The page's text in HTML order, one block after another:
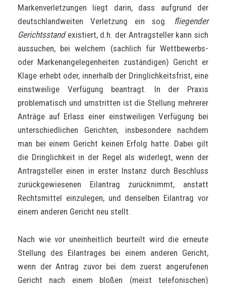
Markenverletzungen liegt darin, dass aufgrund der
deutschlandweiten Verletzung ein sog. fliegender
Gerichtsstandexistiert, d.h. der Antragsteller kann sich
aussuchen, bei welchem (sachlich für Wettbewerbs-
oder Markenangelegenheiten zuständigen) Gericht er
Klage erhebt oder, innerhalb der Dringlichkeitsfrist, eine
einstweilige Verfügung beantragt. In der Praxis
problematisch und umstritten ist die Stellung mehrerer
Anträge auf Erlass einer einstweiligen Verfügung bei
unterschiedlichen Gerichten, insbesondere nachdem
man bei einem Gericht keinen Erfolg hatte. Dabei gilt
die Dringlichkeit in der Regel als widerlegt, wenn der
Antragsteller einen in erster Instanz durch Beschluss
zurückgewiesenen Eilantrag zurücknimmt, anstatt
Rechtsmittel einzulegen, und denselben Eilantrag vor
einem anderen Gericht neu stellt.
Nach wie vor uneinheitlich beurteilt wird die erneute
Stellung des Eilantrages bei einem anderen Gericht,
wenn der Antrag zuvor bei dem zuerst angerufenen
Gericht nach einem bloßen (meist telefonischen)